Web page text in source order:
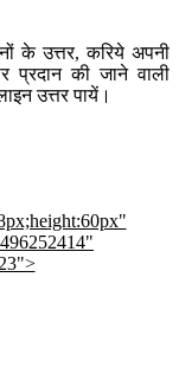
के उत्तर, करिये अपनी
प्रदान की जाने वाली
उत्तर पायें।